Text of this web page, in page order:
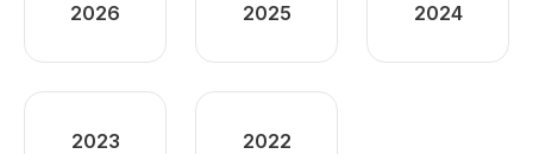
2026 2025 2024
2023 2022